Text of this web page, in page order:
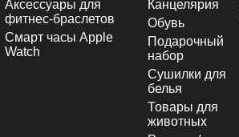
Аксессуары для
фитнес-браслетов
Смарт часы Apple
Watch
Канцелярия
Обувь
Подарочный
набор
Сушилки для
белья
Товары для
животных